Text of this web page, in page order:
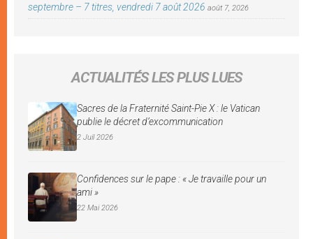
septembre – 7 titres, vendredi 7 août 2026 août 7, 2026
ACTUALITÉS LES PLUS LUES
Sacres de la Fraternité Saint-Pie X : le Vatican
publie le décret d’excommunication
2 Juil 2026
Confidences sur le pape : « Je travaille pour un
ami »
22 Mai 2026